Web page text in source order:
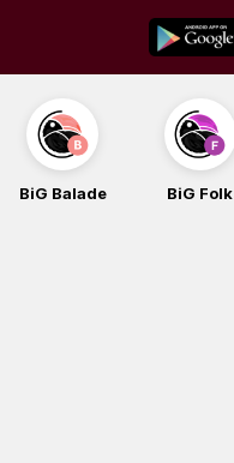
content
BiG Balade BiG Folk